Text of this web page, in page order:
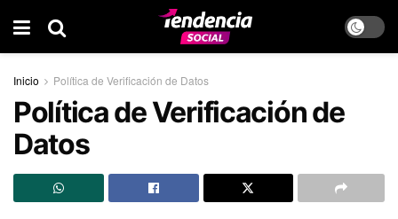
Inicio Política de Verificación de Datos
Política de Verificación de
Datos